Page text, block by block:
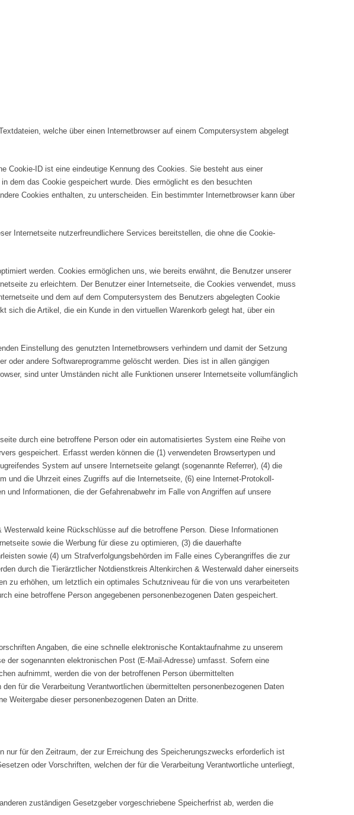
welche über einen Internetbrowser auf einem Computersystem abgelegt
Cookie-ID ist eine eindeutige Kennung des Cookies. Sie besteht aus einer
dem das Cookie gespeichert wurde. Dies ermöglicht es den besuchten
Cookies enthalten, zu unterscheiden. Ein bestimmter Internetbrowser kann über
Internetseite nutzerfreundlichere Services bereitstellen, die ohne die Cookie-
werden. Cookies ermöglichen uns, wie bereits erwähnt, die Benutzer unserer
zu erleichtern. Der Benutzer einer Internetseite, die Cookies verwendet, muss
und dem auf dem Computersystem des Benutzers abgelegten Cookie
sich die Artikel, die ein Kunde in den virtuellen Warenkorb gelegt hat, über ein
Einstellung des genutzten Internetbrowsers verhindern und damit der Setzung
oder andere Softwareprogramme gelöscht werden. Dies ist in allen gängigen
sind unter Umständen nicht alle Funktionen unserer Internetseite vollumfänglich
durch eine betroffene Person oder ein automatisiertes System eine Reihe von
gespeichert. Erfasst werden können die (1) verwendeten Browsertypen und
System auf unsere Internetseite gelangt (sogenannte Referrer), (4) die
und die Uhrzeit eines Zugriffs auf die Internetseite, (6) eine Internet-Protokoll-
Informationen, die der Gefahrenabwehr im Falle von Angriffen auf unsere
keine Rückschlüsse auf die betroffene Person. Diese Informationen
sowie die Werbung für diese zu optimieren, (3) die dauerhafte
sowie (4) um Strafverfolgungsbehörden im Falle eines Cyberangriffes die zur
durch die Tierärztlicher Notdienstkreis Altenkirchen & Westerwald daher einerseits
zu erhöhen, um letztlich ein optimales Schutzniveau für die von uns verarbeiteten
eine betroffene Person angegebenen personenbezogenen Daten gespeichert.
Angaben, die eine schnelle elektronische Kontaktaufnahme zu unserem
der sogenannten elektronischen Post (E-Mail-Adresse) umfasst. Sofern eine
aufnimmt, werden die von der betroffenen Person übermittelten
für die Verarbeitung Verantwortlichen übermittelten personenbezogenen Daten
Weitergabe dieser personenbezogenen Daten an Dritte.
nur für den Zeitraum, der zur Erreichung des Speicherungszwecks erforderlich ist
oder Vorschriften, welchen der für die Verarbeitung Verantwortliche unterliegt,
zuständigen Gesetzgeber vorgeschriebene Speicherfrist ab, werden die